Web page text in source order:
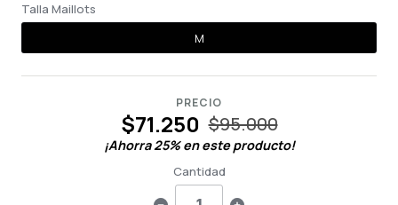
Talla Maillots
M
PRECIO
$71.250 $95.000
¡Ahorra25% en este producto!
Cantidad